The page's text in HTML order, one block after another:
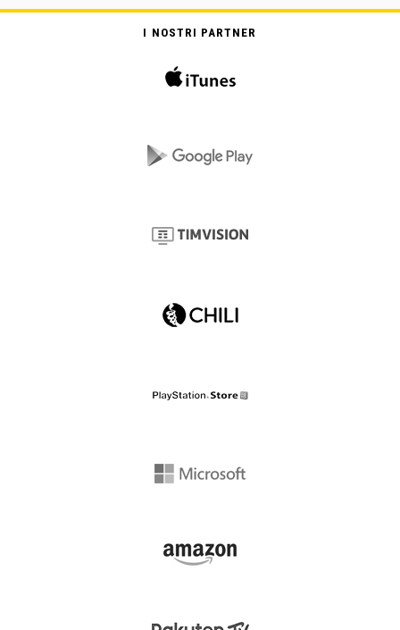
I NOSTRI PARTNER